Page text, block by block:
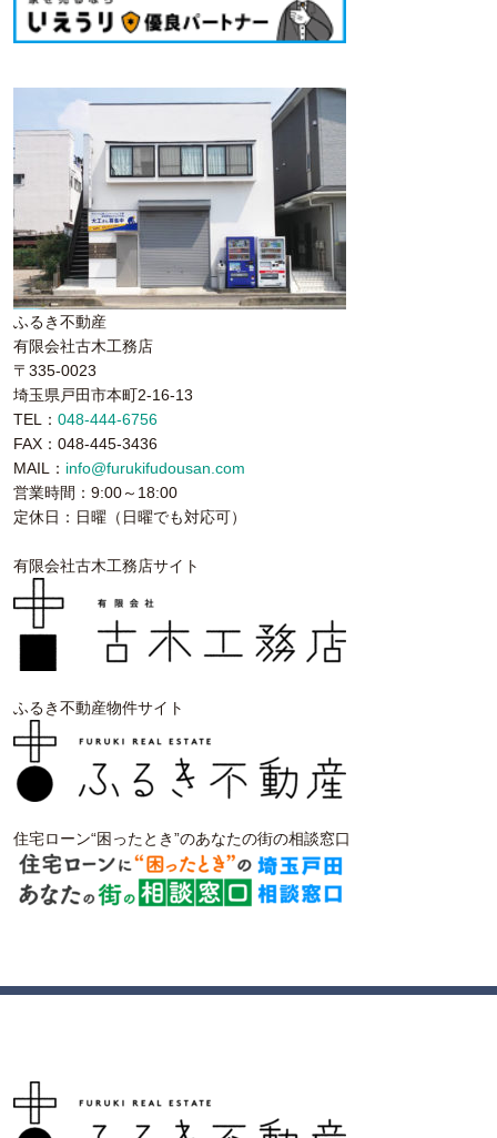
ふるき不動産
有限会社古木工務店
〒335-0023
埼玉県戸田市本町2-16-13
TEL： 048-444-6756
FAX：048-445-3436
MAIL： info@furukifudousan.com
営業時間：9:00～18:00
定休日：日曜（日曜でも対応可）
有限会社古木工務店サイト
ふるき不動産物件サイト
住宅ローン“困ったとき”のあなたの街の相談窓口